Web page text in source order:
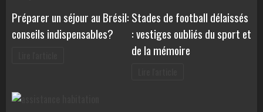
Préparer un séjour au Brésil:
conseils indispensables?
Stades de football délaissés
: vestiges oubliés du sport et
de la mémoire